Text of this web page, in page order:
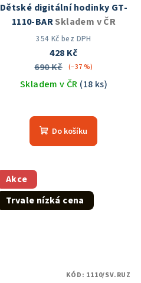
Dětské digitální hodinky GT-
1110-BARSkladem v ČR
354 Kč bez DPH
428 Kč
690 Kč
(–37 %)
Skladem v ČR (18 ks)
Do košíku
Akce
Trvale nízká cena
KÓD: 1110/SV.RUZ